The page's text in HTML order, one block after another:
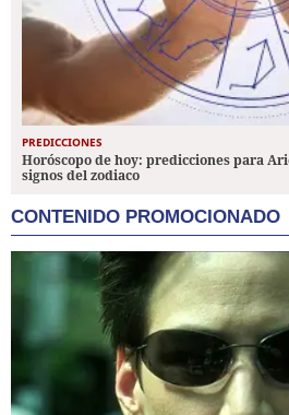
PREDICCIONES
Horóscopo de hoy: predicciones para
signos del zodiaco
CONTENIDO PROMOCIONADO